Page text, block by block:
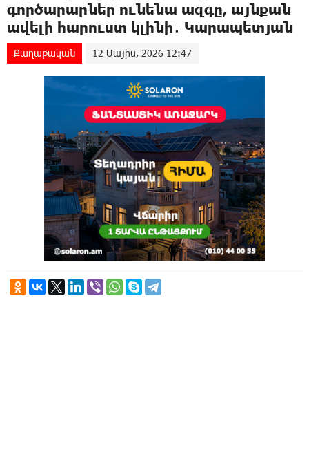
գործարարներ ունենա ազգը, այնքան
ավելի հարուստ կլինի․ Կարապետյան
Քաղաքական 12 Մայիս, 2026 12:47